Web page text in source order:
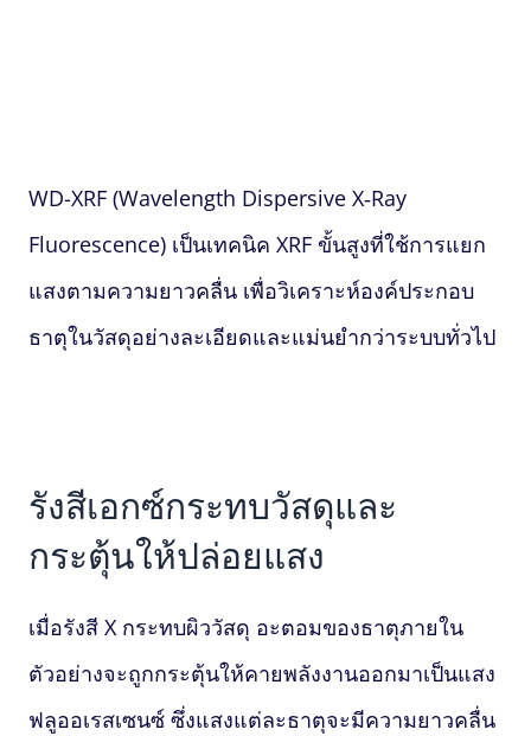
WD-XRF (Wavelength Dispersive X‑Ray
Fluorescence) เป็นเทคนิค XRF ขั้นสูงที่ใช้การแยก
แสงตามความยาวคลื่น เพื่อวิเคราะห์องค์ประกอบ
ธาตุในวัสดุอย่างละเอียดและแม่นยำกว่าระบบทั่วไป
รังสีเอกซ์กระทบวัสดุและ
กระตุ้นให้ปล่อยแสง
เมื่อรังสี X กระทบผิววัสดุ อะตอมของธาตุภายใน
ตัวอย่างจะถูกกระตุ้นให้คายพลังงานออกมาเป็นแสง
ฟลูออเรสเซนซ์ ซึ่งแสงแต่ละธาตุจะมีความยาวคลื่น